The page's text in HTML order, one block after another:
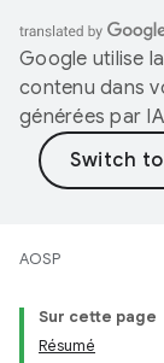
Google utilise
contenu dans
générées par
AOSP
Sur cette page
Résumé